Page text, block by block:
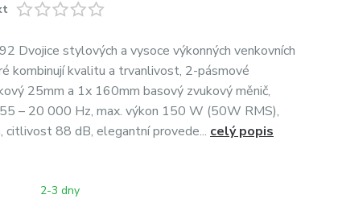
Dvojice stylových a vysoce výkonných venkovních
kombinují kvalitu a trvanlivost, 2-pásmové
25mm a 1x 160mm basový zvukový měnič,
– 20 000 Hz, max. výkon 150 W (50W RMS),
citlivost 88 dB, elegantní provede... celý popis
2-3 dny